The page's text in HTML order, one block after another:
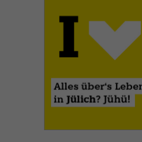
Alle akzeptieren
Essenziell (1)
Essenzielle Cookies ermöglichen
einwandfreie Funktion der Website
Cookie-